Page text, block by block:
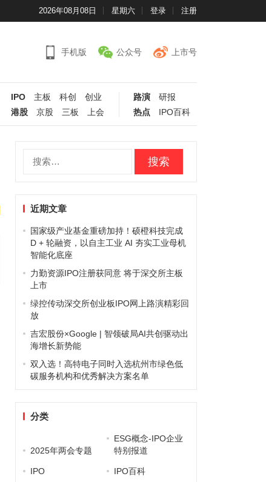
2026年08月08日 星期六 登录 注册
手机版 公众号 上市号
IPO 主板 科创
创业
港股
京股 三板 上会
路演
研报
热点
IPO百科
近期文章
国家级产业基金重磅加持！硕橙科技完成
D + 轮融资，以自主工业 AI 夯实工业母机
智能化底座
力勤资源IPO注册获同意 将于深交所主板
上市
绿控传动深交所创业板IPO网上路演精彩回
放
吉宏股份×Google | 智领破局AI共创驱动出
海增长新势能
双入选！高特电子同时入选杭州市绿色低
碳服务机构和优秀解决方案名单
分类
2025年两会专题
ESG概念-IPO企业
特别报道
IPO IPO百科